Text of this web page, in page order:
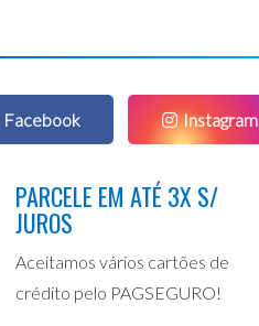
Facebook Instagram
PARCELE EM ATÉ 3X S/
JUROS
Aceitamos vários cartões de
crédito pelo PAGSEGURO!